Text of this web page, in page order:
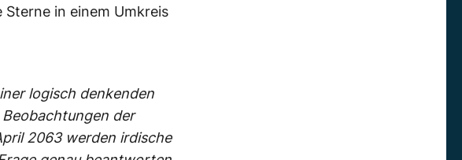
Sterne in einem Umkreis
logisch denkenden
der
2063 werden irdische